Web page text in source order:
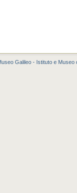
Galileo - Istituto e Museo